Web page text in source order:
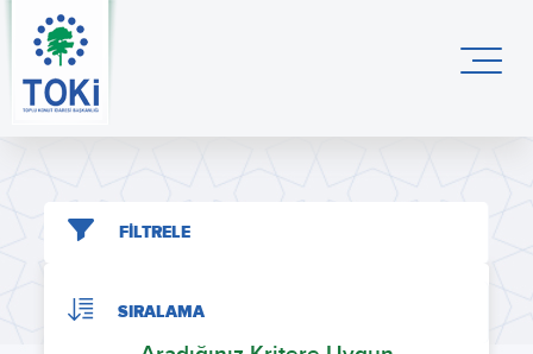
FİLTRELE
SIRALAMA